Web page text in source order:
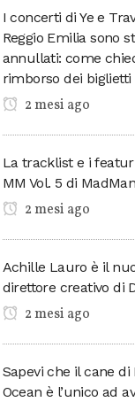
I concerti di Ye e
Reggio Emilia sono
annullati: come
rimborso dei biglietti
2 mesi ago
La tracklist e i
MM Vol. 5 di MadMan
2 mesi ago
Achille Lauro è il
direttore creativo di
2 mesi ago
Sapevi che il cane di
Ocean è l’unico ad